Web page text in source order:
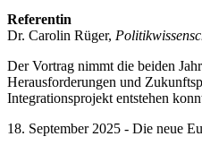
Referentin
Dr. Carolin Rüger,
Der Vortrag nimmt die beiden
Herausforderungen und
Integrationsprojekt entstehen
18. September 2025 - Die neue